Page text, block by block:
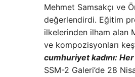
Mehmet Samsakçı ve
değerlendirdi. Eğitim
ilkelerinden ilham alan
ve kompozisyonları
cumhuriyet kadını:
SSM-2 Galeri’de 28